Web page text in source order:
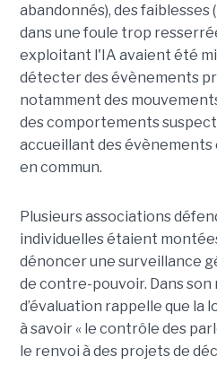
abandonnés), des faiblesses
dans une foule trop
exploitant l'IA avaient été
détecter des évènements
notamment des
des comportements
accueillant des
en commun.
Plusieurs associations
individuelles étaient
dénoncer une surveillance
de contre-pouvoir. Dans
d’évaluation rappelle que la
à savoir « le contrôle des
le renvoi à des projets de